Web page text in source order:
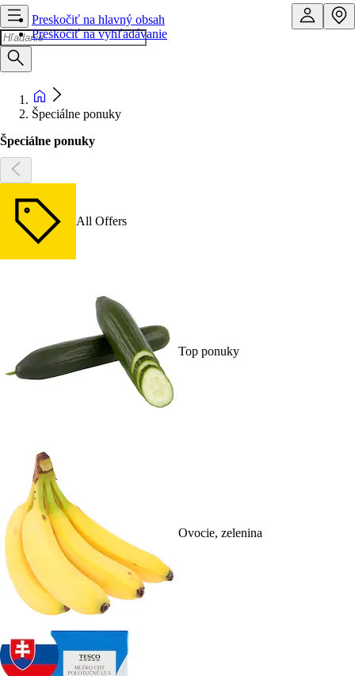
Preskočiť na hlavný obsah
Preskočiť na vyhľadávanie
Špeciálne ponuky
Špeciálne ponuky
All Offers
Top ponuky
Ovocie, zelenina